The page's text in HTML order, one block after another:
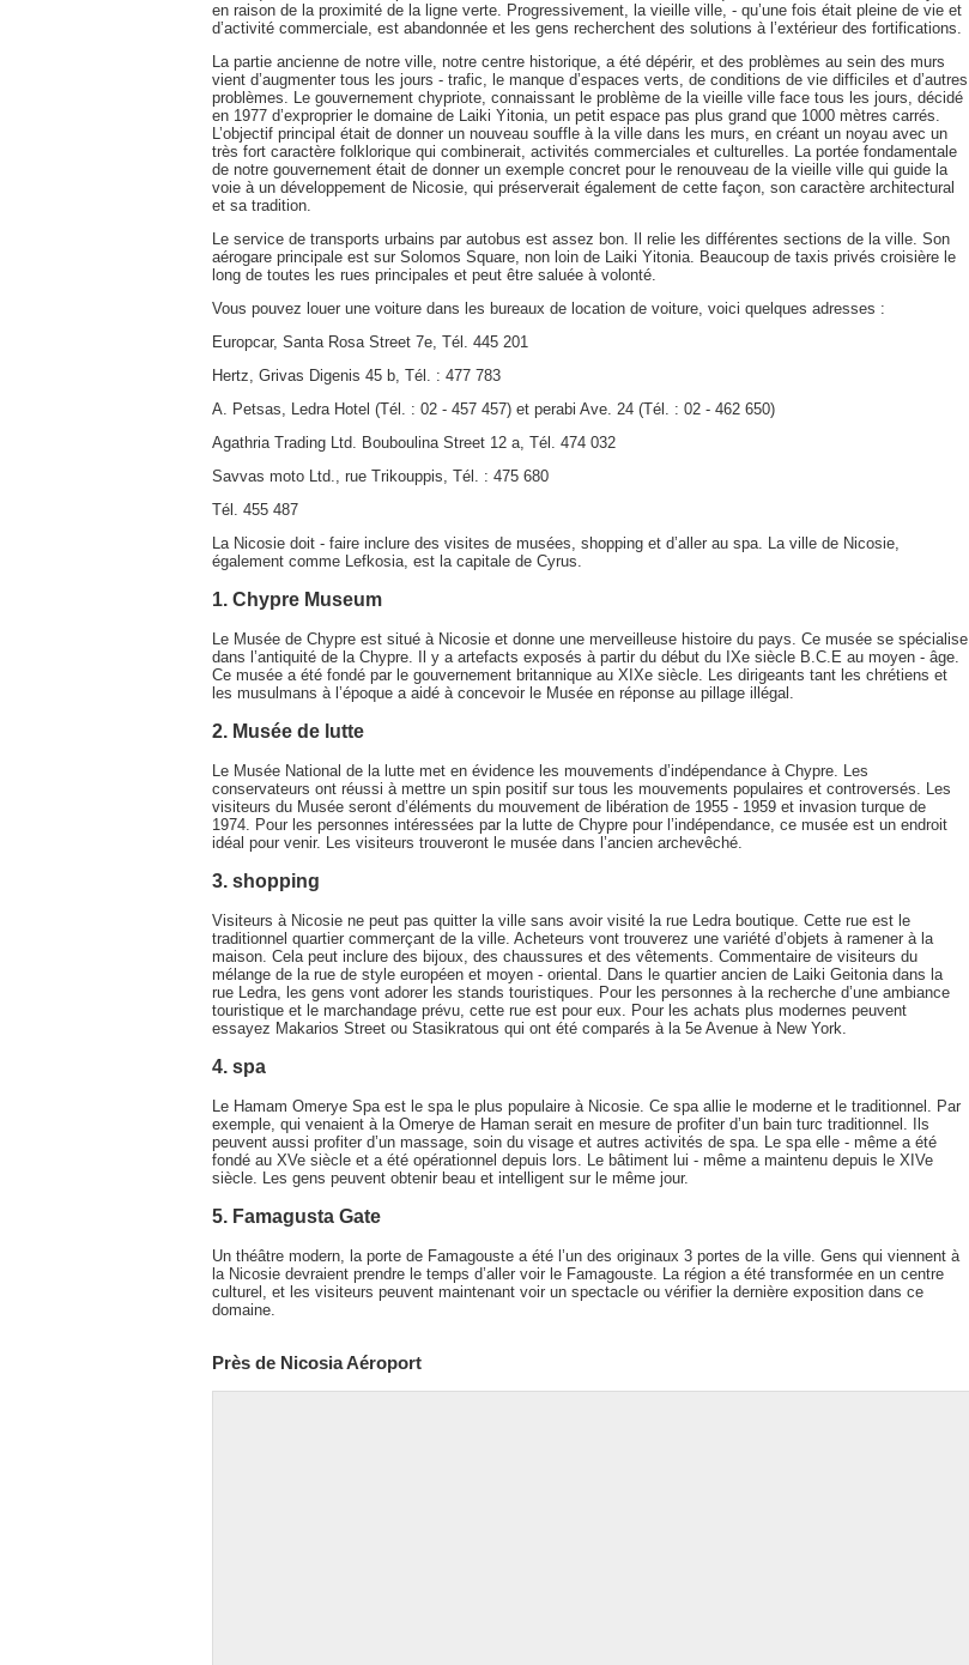
en raison de la proximité de la ligne verte. Progressivement, la vieille ville, - qu’une fois était pleine de vie et
d’activité commerciale, est abandonnée et les gens recherchent des solutions à l’extérieur des fortifications.
La partie ancienne de notre ville, notre centre historique, a été dépérir, et des problèmes au sein des murs
vient d’augmenter tous les jours - trafic, le manque d’espaces verts, de conditions de vie difficiles et d’autres
problèmes. Le gouvernement chypriote, connaissant le problème de la vieille ville face tous les jours, décidé
en 1977 d’exproprier le domaine de Laiki Yitonia, un petit espace pas plus grand que 1000 mètres carrés.
L’objectif principal était de donner un nouveau souffle à la ville dans les murs, en créant un noyau avec un
très fort caractère folklorique qui combinerait, activités commerciales et culturelles. La portée fondamentale
de notre gouvernement était de donner un exemple concret pour le renouveau de la vieille ville qui guide la
voie à un développement de Nicosie, qui préserverait également de cette façon, son caractère architectural
et sa tradition.
Le service de transports urbains par autobus est assez bon. Il relie les différentes sections de la ville. Son
aérogare principale est sur Solomos Square, non loin de Laiki Yitonia. Beaucoup de taxis privés croisière le
long de toutes les rues principales et peut être saluée à volonté.
Vous pouvez louer une voiture dans les bureaux de location de voiture, voici quelques adresses :
Europcar, Santa Rosa Street 7e, Tél. 445 201
Hertz, Grivas Digenis 45 b, Tél. : 477 783
A. Petsas, Ledra Hotel (Tél. : 02 - 457 457) et perabi Ave. 24 (Tél. : 02 - 462 650)
Agathria Trading Ltd. Bouboulina Street 12 a, Tél. 474 032
Savvas moto Ltd., rue Trikouppis, Tél. : 475 680
Tél. 455 487
La Nicosie doit - faire inclure des visites de musées, shopping et d’aller au spa. La ville de Nicosie,
également comme Lefkosia, est la capitale de Cyrus.
1. Chypre Museum
Le Musée de Chypre est situé à Nicosie et donne une merveilleuse histoire du pays. Ce musée se spécialise
dans l’antiquité de la Chypre. Il y a artefacts exposés à partir du début du IXe siècle B.C.E au moyen - âge.
Ce musée a été fondé par le gouvernement britannique au XIXe siècle. Les dirigeants tant les chrétiens et
les musulmans à l’époque a aidé à concevoir le Musée en réponse au pillage illégal.
2. Musée de lutte
Le Musée National de la lutte met en évidence les mouvements d’indépendance à Chypre. Les
conservateurs ont réussi à mettre un spin positif sur tous les mouvements populaires et controversés. Les
visiteurs du Musée seront d’éléments du mouvement de libération de 1955 - 1959 et invasion turque de
1974. Pour les personnes intéressées par la lutte de Chypre pour l’indépendance, ce musée est un endroit
idéal pour venir. Les visiteurs trouveront le musée dans l’ancien archevêché.
3. shopping
Visiteurs à Nicosie ne peut pas quitter la ville sans avoir visité la rue Ledra boutique. Cette rue est le
traditionnel quartier commerçant de la ville. Acheteurs vont trouverez une variété d’objets à ramener à la
maison. Cela peut inclure des bijoux, des chaussures et des vêtements. Commentaire de visiteurs du
mélange de la rue de style européen et moyen - oriental. Dans le quartier ancien de Laiki Geitonia dans la
rue Ledra, les gens vont adorer les stands touristiques. Pour les personnes à la recherche d’une ambiance
touristique et le marchandage prévu, cette rue est pour eux. Pour les achats plus modernes peuvent
essayez Makarios Street ou Stasikratous qui ont été comparés à la 5e Avenue à New York.
4. spa
Le Hamam Omerye Spa est le spa le plus populaire à Nicosie. Ce spa allie le moderne et le traditionnel. Par
exemple, qui venaient à la Omerye de Haman serait en mesure de profiter d’un bain turc traditionnel. Ils
peuvent aussi profiter d’un massage, soin du visage et autres activités de spa. Le spa elle - même a été
fondé au XVe siècle et a été opérationnel depuis lors. Le bâtiment lui - même a maintenu depuis le XIVe
siècle. Les gens peuvent obtenir beau et intelligent sur le même jour.
5. Famagusta Gate
Un théâtre modern, la porte de Famagouste a été l’un des originaux 3 portes de la ville. Gens qui viennent à
la Nicosie devraient prendre le temps d’aller voir le Famagouste. La région a été transformée en un centre
culturel, et les visiteurs peuvent maintenant voir un spectacle ou vérifier la dernière exposition dans ce
domaine.
Près de Nicosia Aéroport